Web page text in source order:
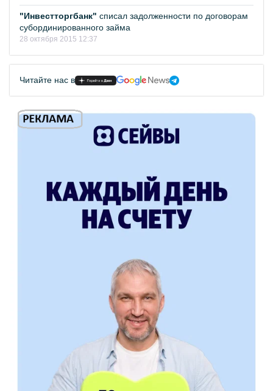
"Инвестторгбанк" списал задолженности по договорам
субординированного займа
28 октября 2015 12:37
Читайте нас в